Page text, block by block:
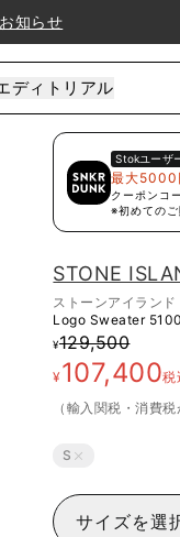
知らせ
ディトリアル
Stokユーザ
最大5000
クーポンコ
※初めての
STONE
ストーンアイランド
Logo Sweater
¥129,500
¥107,400税
（輸入関税・消費税
S
サイズを選